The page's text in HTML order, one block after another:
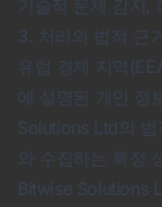
기술적 문제 감지,
3. 처리의 법적 근
유럽 경제 지역
에 설명된 개인 정
Solutions Ltd의
와 수집하는 특정
Bitwise Solutions